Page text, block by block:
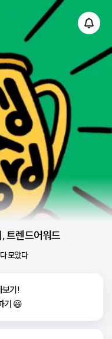
트렌드어워드
모았다
보기!
기 😃